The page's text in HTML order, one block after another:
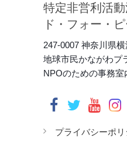
特定非営利活
ド・フォー・
247-0007 神奈川県
地球市民かながわプ
NPOのための事務室
プライバシーポリ